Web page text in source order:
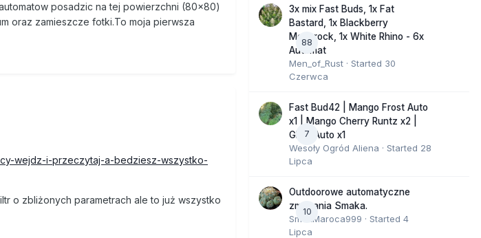
posadzic na tej powierzchni (80x80)
oraz zamieszcze fotki.To moja pierwsza
wejdz-i-przeczytaj-a-bedziesz-wszystko-
o zbliżonych parametrach ale to już wszystko
88
3x mix Fast Buds, 1x Fat
Bastard, 1x Blackberry
Moonrock, 1x White Rhino - 6x
Automat
Men_of_Rust · Started 30
Czerwca
7
Fast Bud42 | Mango Frost Auto
x1 | Mango Cherry Runtz x2 |
GMO Auto x1
Wesoły Ogród Aliena · Started 28
Lipca
10
Outdoorowe automatyczne
zmagania Smaka.
SmakMaroca999 · Started 4
Lipca